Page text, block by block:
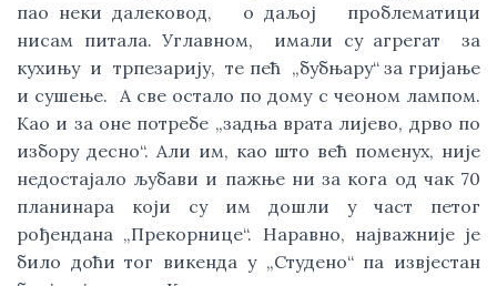
пао неки далековод, о даљој проблематици
нисам питала. Углавном, имали су агрегат за
кухињу и трпезарију, те пећ „бубњару“ за гријање
и сушење. А све остало по дому с чеоном лампом.
Као и за оне потребе „задња врата лијево, дрво по
избору десно“. Али им, као што већ поменух, није
недостајало љубави и пажње ни за кога од чак 70
планинара који су им дошли у част петог
рођендана „Прекорнице“. Наравно, најважније је
било доћи тог викенда у „Студено“ па извјестан